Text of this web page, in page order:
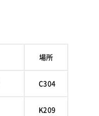
場所
C304
K209